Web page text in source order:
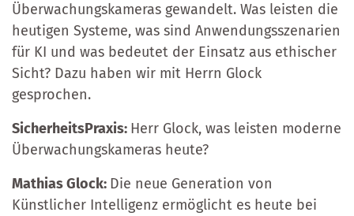
Überwachungskameras gewandelt. Was leisten die
heutigen Systeme, was sind Anwendungsszenarien
für KI und was bedeutet der Einsatz aus ethischer
Sicht? Dazu haben wir mit Herrn Glock
gesprochen.
SicherheitsPraxis: Herr Glock, was leisten moderne
Überwachungskameras heute?
Mathias Glock: Die neue Generation von
Künstlicher Intelligenz ermöglicht es heute bei